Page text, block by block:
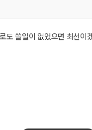
도 쓸일이 없었으면 최선이